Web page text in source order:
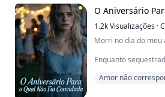
O que começa
transfor...
O Aniversário
1.2kVisualizações ·
Morri no dia do meu
Enquanto
uma festa enorme
Amor não